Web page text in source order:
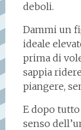
deboli.
Dammi un
ideale
prima di
sappia
piangere,
E dopo
senso